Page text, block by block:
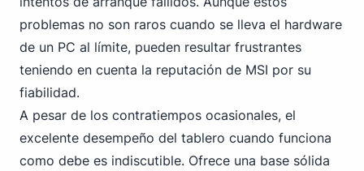
problemas no son raros cuando se lleva el hardware
de un PC al límite, pueden resultar frustrantes
teniendo en cuenta la reputación de MSI por su
fiabilidad.
A pesar de los contratiempos ocasionales, el
excelente desempeño del tablero cuando funciona
como debe es indiscutible. Ofrece una base sólida